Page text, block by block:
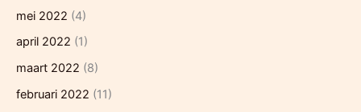
mei 2022 (4)
april 2022 (1)
maart 2022 (8)
februari 2022 (11)